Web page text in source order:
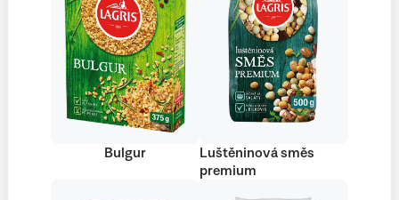
Bulgur
Luštěninová směs
premium